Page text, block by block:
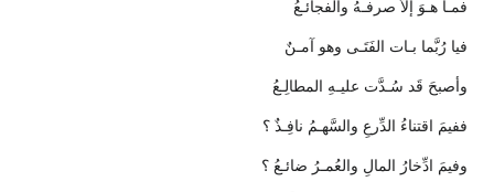
فمـا هـوَ إلاَّ صرفـهُ والفجائـعُ
فيا رُبَّما بـات الفَتَـى وهو آمـنٌ
وأصبحَ قَد سُـدَّت عليـهِ المطالِـعُ
ففيمَ اقتناءُ الدِّرعِ والسَّهـمُ نافِـذٌ ؟
وفيمَ ادِّخارُ المالِ والعُمـرُ ضائـعُ ؟